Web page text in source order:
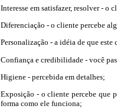
Interesse em satisfazer, resolver - o
Diferenciação - o cliente percebe
Personalização - a idéia de que este
Confiança e credibilidade - você
Higiene - percebida em detalhes;
Exposição - o cliente percebe que
forma como ele funciona;